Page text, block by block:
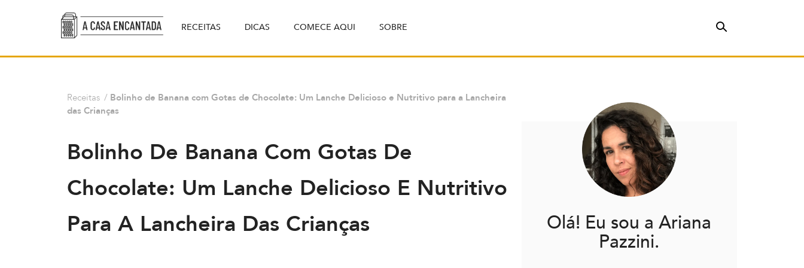
RECEITAS DICAS COMECE AQUI SOBRE
Receitas / Bolinho de Banana com Gotas de Chocolate: Um Lanche Delicioso e Nutritivo para a Lancheira
das Crianças
Bolinho De Banana Com Gotas De
Chocolate: Um Lanche Delicioso E Nutritivo
Para A Lancheira Das Crianças
Olá! Eu sou a Ariana
Pazzini.